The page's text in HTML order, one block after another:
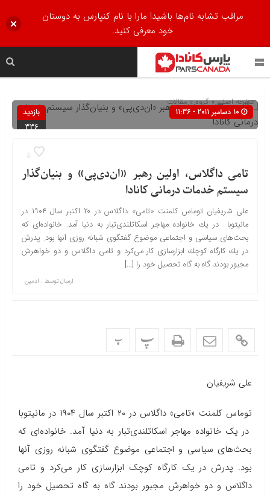
صفحه اصلی» گروه »مقالات
بازدید
336
5
تامی داگلاس، اولین رهبر «ان‌دی‌پی» و بنیان‌گذار
سیستم خدمات درمانی کانادا
علی شریفیان توماس کلمنت «تامی» داگلاس در ۲۰ اکتبر سال ۱۹۰۴ در
مانیتوبا در یك خانواده مهاجر اسكاتلندی‌تبار به دنیا آمد. خانواده‌ای كه
بحث‌های سیاسی و اجتماعی موضوع گفتگوی شبانه روزی آنها بود. پدرش
در یك كارگاه كوچك ابزارسازی كار می‌كرد و تامی داگلاس و دو خواهرش
مجبور بودند گاه به گاه تحصیل خود را […]
ارسال توسط : ادمین
پ پ
علی شریفیان
توماس کلمنت «تامی» داگلاس در ۲۰ اکتبر سال ۱۹۰۴ در مانیتوبا
در یك خانواده مهاجر اسكاتلندی‌تبار به دنیا آمد. خانواده‌ای كه
بحث‌های سیاسی و اجتماعی موضوع گفتگوی شبانه روزی آنها
بود. پدرش در یك كارگاه كوچك ابزارسازی كار می‌كرد و تامی
داگلاس و دو خواهرش مجبور بودند گاه به گاه تحصیل خود را
مراقب تشابه نام‌ها باشید! مارا با نام کنپارس به دوستان
خود معرفی کنید.